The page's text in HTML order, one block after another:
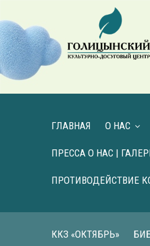
ГЛАВНАЯ О НАС
ПРЕССА О НАС |
ПРОТИВОДЕЙСТВИЕ
ККЗ «ОКТЯБРЬ»